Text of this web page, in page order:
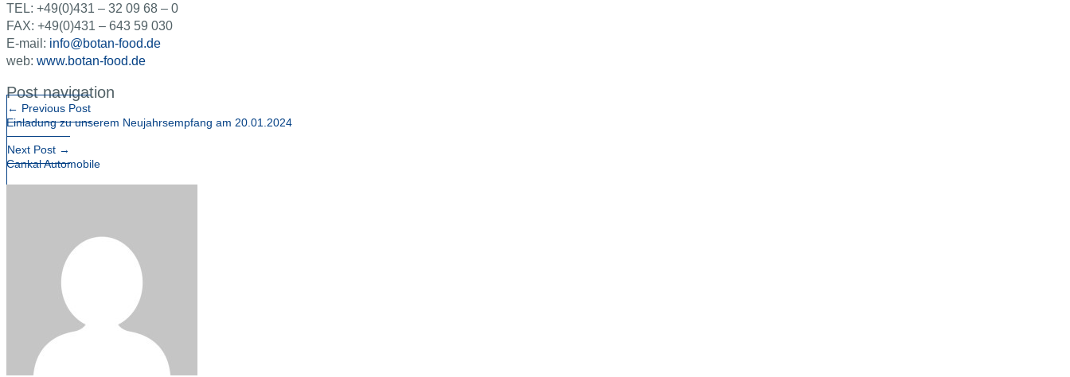
TEL: +49(0)431 – 32 09 68 – 0
FAX: +49(0)431 – 643 59 030
E-mail: info@botan-food.de
web: www.botan-food.de
Post navigation
← Previous Post
Einladung zu unserem Neujahrsempfang am 20.01.2024
Next Post →
Cankal Automobile